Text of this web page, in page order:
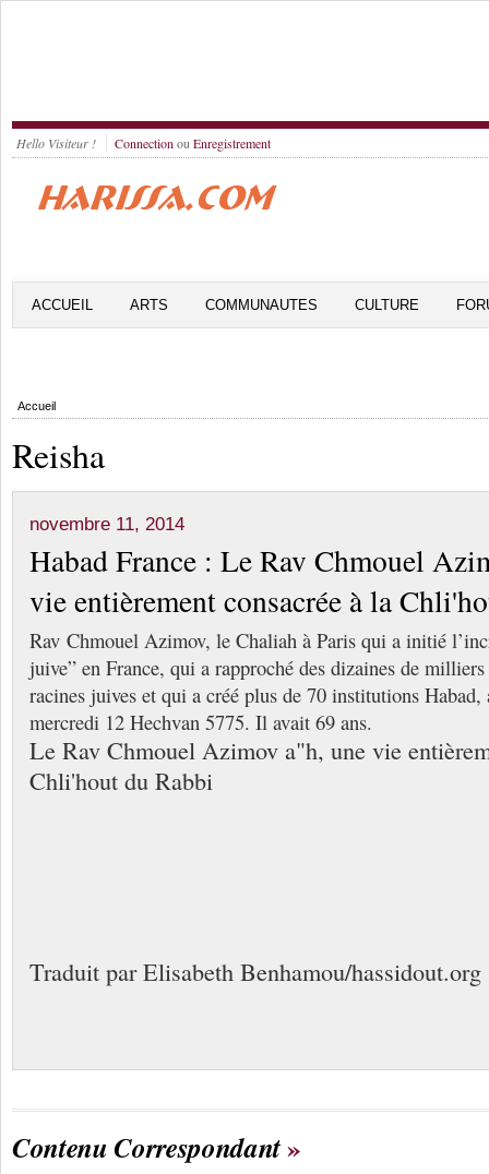
Hello Visiteur ! Connection ou Enregistrement
ACCUEIL ARTS COMMUNAUTES CULTURE
Accueil
Reisha
novembre 11, 2014
Habad France : Le Rav Chmouel
vie entièrement consacrée à la
Rav Chmouel Azimov, le Chaliah à Paris qui a initié
juive” en France, qui a rapproché des dizaines de
racines juives et qui a créé plus de 70 institutions
mercredi 12 Hechvan 5775. Il avait 69 ans.
Le Rav Chmouel Azimov a"h, une vie
Chli'hout du Rabbi
Traduit par Elisabeth Benhamou/hassidout.org
Contenu Correspondant